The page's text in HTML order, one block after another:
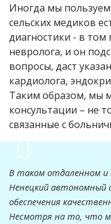
Иногда мы
сельских медиков
диагностики - в том
невролога, и он
вопросы, даст
кардиолога,
Таким образом, мы
консультации – не
связанные с
В таком отдаленном и
Ненецкий автономный
обеспечения
Несмотря на то, что